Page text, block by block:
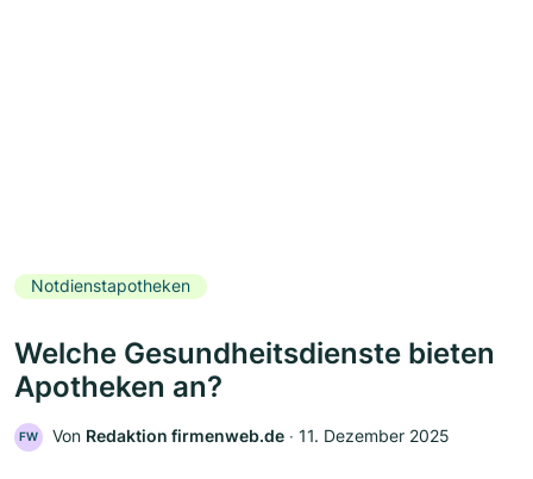
Notdienstapotheken
Welche Gesundheitsdienste bieten
Apotheken an?
FW Von Redaktion firmenweb.de ‧ 11. Dezember 2025